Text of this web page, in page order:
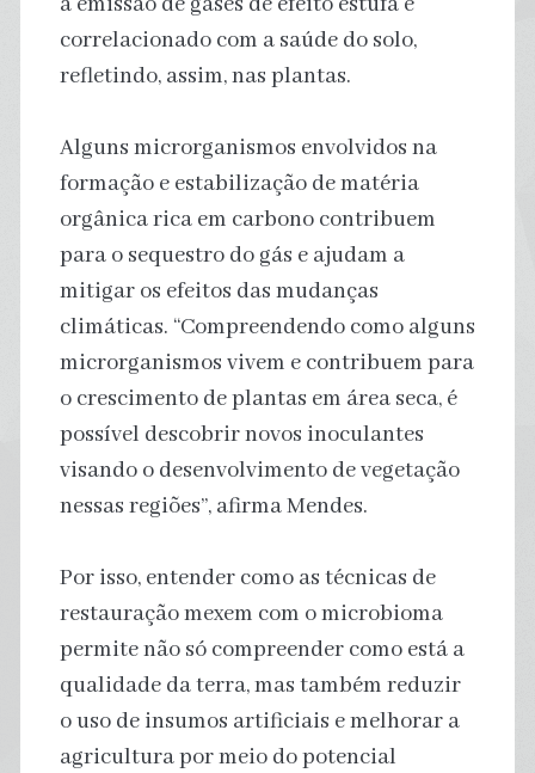
correlacionado com a saúde do solo,
refletindo, assim, nas plantas.
Alguns microrganismos envolvidos na
formação e estabilização de matéria
orgânica rica em carbono contribuem
para o sequestro do gás e ajudam a
mitigar os efeitos das mudanças
climáticas. “Compreendendo como alguns
microrganismos vivem e contribuem para
o crescimento de plantas em área seca, é
possível descobrir novos inoculantes
visando o desenvolvimento de vegetação
nessas regiões”, afirma Mendes.
Por isso, entender como as técnicas de
restauração mexem com o microbioma
permite não só compreender como está a
qualidade da terra, mas também reduzir
o uso de insumos artificiais e melhorar a
agricultura por meio do potencial